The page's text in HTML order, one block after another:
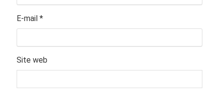
E-mail *
Site web